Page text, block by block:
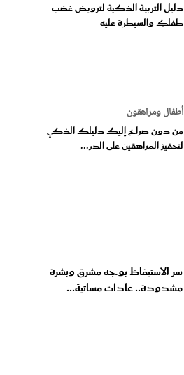
دليل التربية الذكية لترويض غضب
طفلكِ والسيطرة عليه
أطفال ومراهقون
من دون صراخ إليك دليلك الذكي
لتحفيز المراهقين على الدر...
سر الاستيقاظ بوجه مشرق وبشرة
مشدودة.. عادات مسائية...